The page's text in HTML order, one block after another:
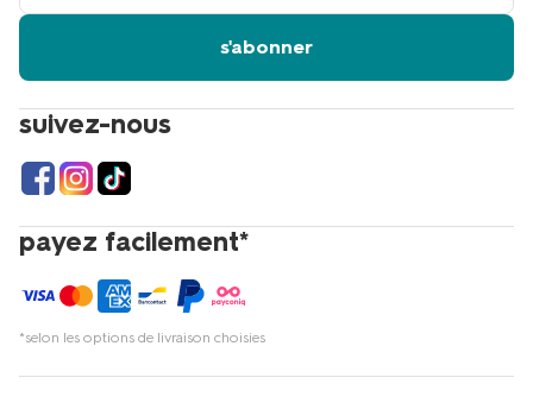
suivez-nous
payez facilement*
*selon les options de livraison choisies
s'abonner